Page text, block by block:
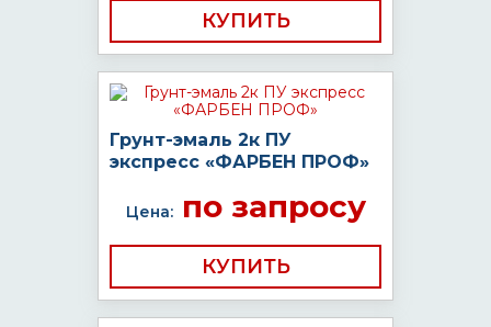
КУПИТЬ
Грунт-эмаль 2к ПУ
экспресс «ФАРБЕН ПРОФ»
Цена:по запросу
КУПИТЬ